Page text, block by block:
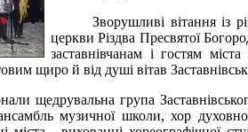
Зворушливі вітання із
церкви Різдва Пресвятої
заставнівчанам і гостям
щиро й від душі вітав
щедрувальна група
музичної школи, хор